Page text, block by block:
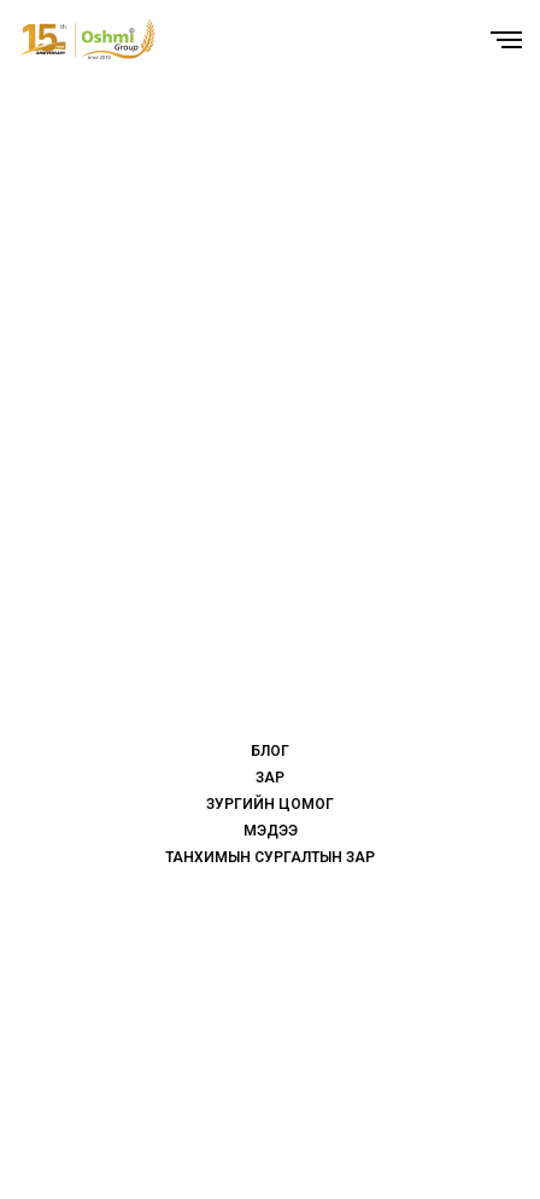
БЛОГ
ЗАР
ЗУРГИЙН ЦОМОГ
МЭДЭЭ
ТАНХИМЫН СУРГАЛТЫН ЗАР